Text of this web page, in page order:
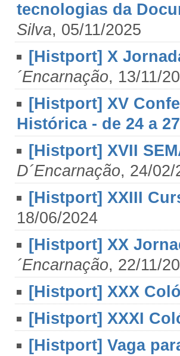
tecnologias da
Silva, 05/11/2025
[Histport] X
´Encarnação, 13/11/
[Histport] XV
Histórica - de 24 a 27
[Histport] XVII
D´Encarnação, 24/02/
[Histport] XXIII
18/06/2024
[Histport] XX
´Encarnação, 22/11/
[Histport] XXX
[Histport] XXXI
[Histport] Vaga